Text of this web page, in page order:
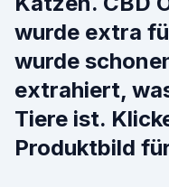
wurde extra
wurde
extrahiert,
Tiere ist.
Produktbild